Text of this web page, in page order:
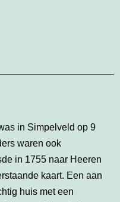
in Simpelveld op 9
waren ook
in 1755 naar Heeren
kaart. Een aan
huis met een